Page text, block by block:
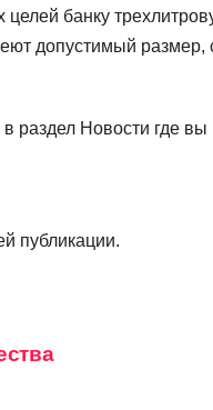
целей банку
допустимый размер,
в раздел Новости где
публикации.